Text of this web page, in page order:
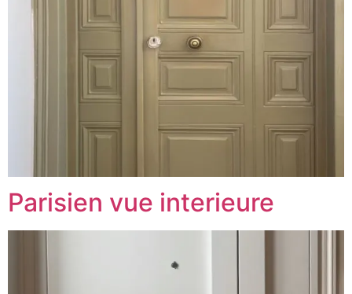
Parisien vue interieure